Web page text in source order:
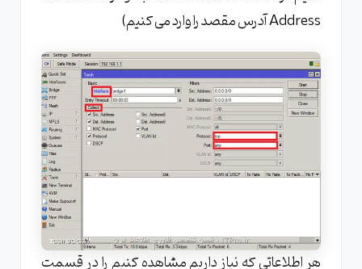
Address آدرس مقصد را وارد می کنیم)
هر اطلاعاتی که نیاز داریم مشاهده کنیم را در قسمت